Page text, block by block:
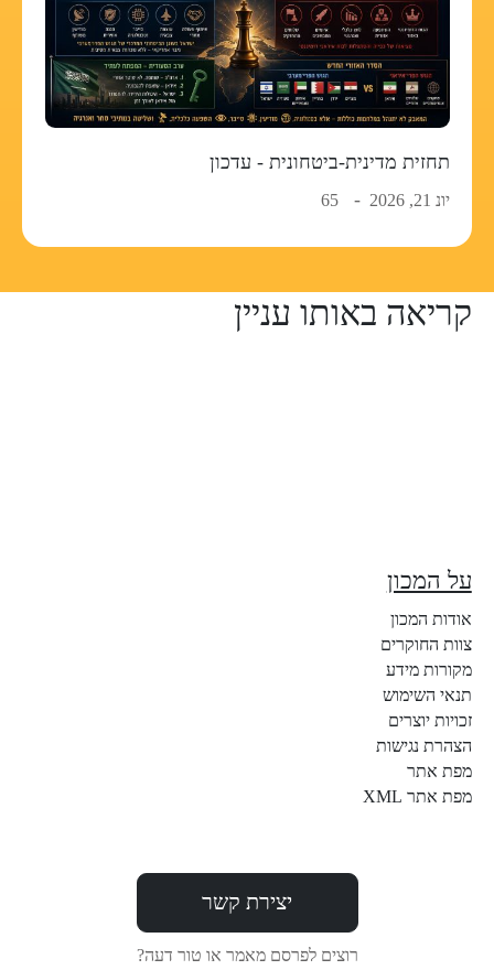
תחזית מדינית-ביטחונית - עדכון
יונ 21, 2026 65
קריאה באותו עניין
על המכון
אודות המכון
צוות החוקרים
מקורות מידע
תנאי השימוש
זכויות יוצרים
הצהרת נגישות
מפת אתר
מפת אתר XML
יצירת קשר
רוצים לפרסם מאמר או טור דעה?